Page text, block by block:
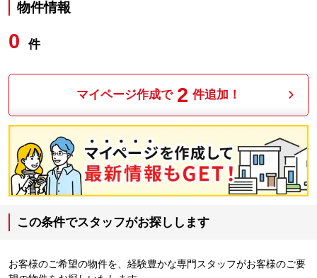
物件情報
0 件
マイページ作成で 2 件追加！
この条件でスタッフがお探しします
お客様のご希望の物件を、経験豊かな専門スタッフがお客様のご要